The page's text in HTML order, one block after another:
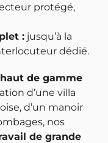
protégé,
:jusqu’à la
dédié.
de gamme
d’une villa
d’un manoir
nos
de grande